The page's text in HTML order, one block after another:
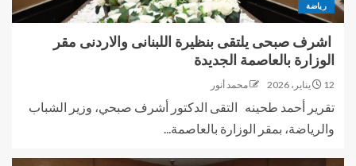
رياضة
اشرف صبحى يلتقى بنظيرة اللبنانى والاردنى مقر
الوزارة بالعاصمة الجديدة
12 يناير، 2026 محمد أنور
تقرير أحمد طحينه التقى الدكتور أشرف صبحي، وزير الشباب
والرياضة، بمقر الوزارة بالعاصمة...